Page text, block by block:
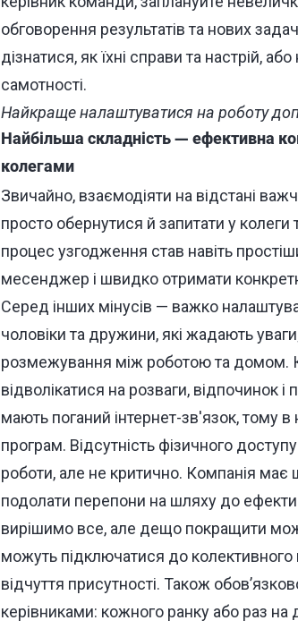
обговорення результатів та нових
дізнатися, як їхні справи та настрій,
самотності.
Найкраще налаштуватися на роботу
Найбільша складність — ефективна
колегами
Звичайно, взаємодіяти на відстані
просто обернутися й запитати у
процес узгодження став навіть
месенджер і швидко отримати
Серед інших мінусів — важко
чоловіки та дружини, які жадають
розмежування між роботою та домом.
відволікатися на розваги, відпочинок
мають поганий інтернет-зв'язок, тому
програм. Відсутність фізичного
роботи, але не критично. Компанія має
подолати перепони на шляху до
вирішимо все, але дещо покращити
можуть підключатися до колективного
відчуття присутності. Також
керівниками: кожного ранку або раз на